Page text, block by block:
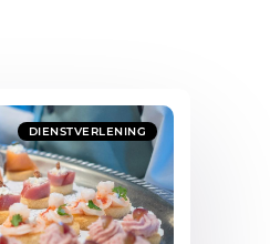
DIENSTVERLENING